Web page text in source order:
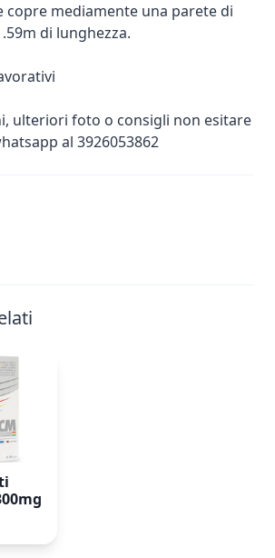
copre mediamente una parete di
di lunghezza.
ulteriori foto o consigli non esitare
al 3926053862